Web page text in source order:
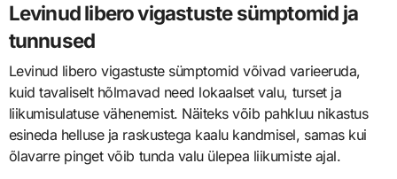
Levinud libero vigastuste sümptomid ja
tunnused
Levinud libero vigastuste sümptomid võivad varieeruda,
kuid tavaliselt hõlmavad need lokaalset valu, turset ja
liikumisulatuse vähenemist. Näiteks võib pahkluu nikastus
esineda helluse ja raskustega kaalu kandmisel, samas kui
õlavarre pinget võib tunda valu ülepea liikumiste ajal.